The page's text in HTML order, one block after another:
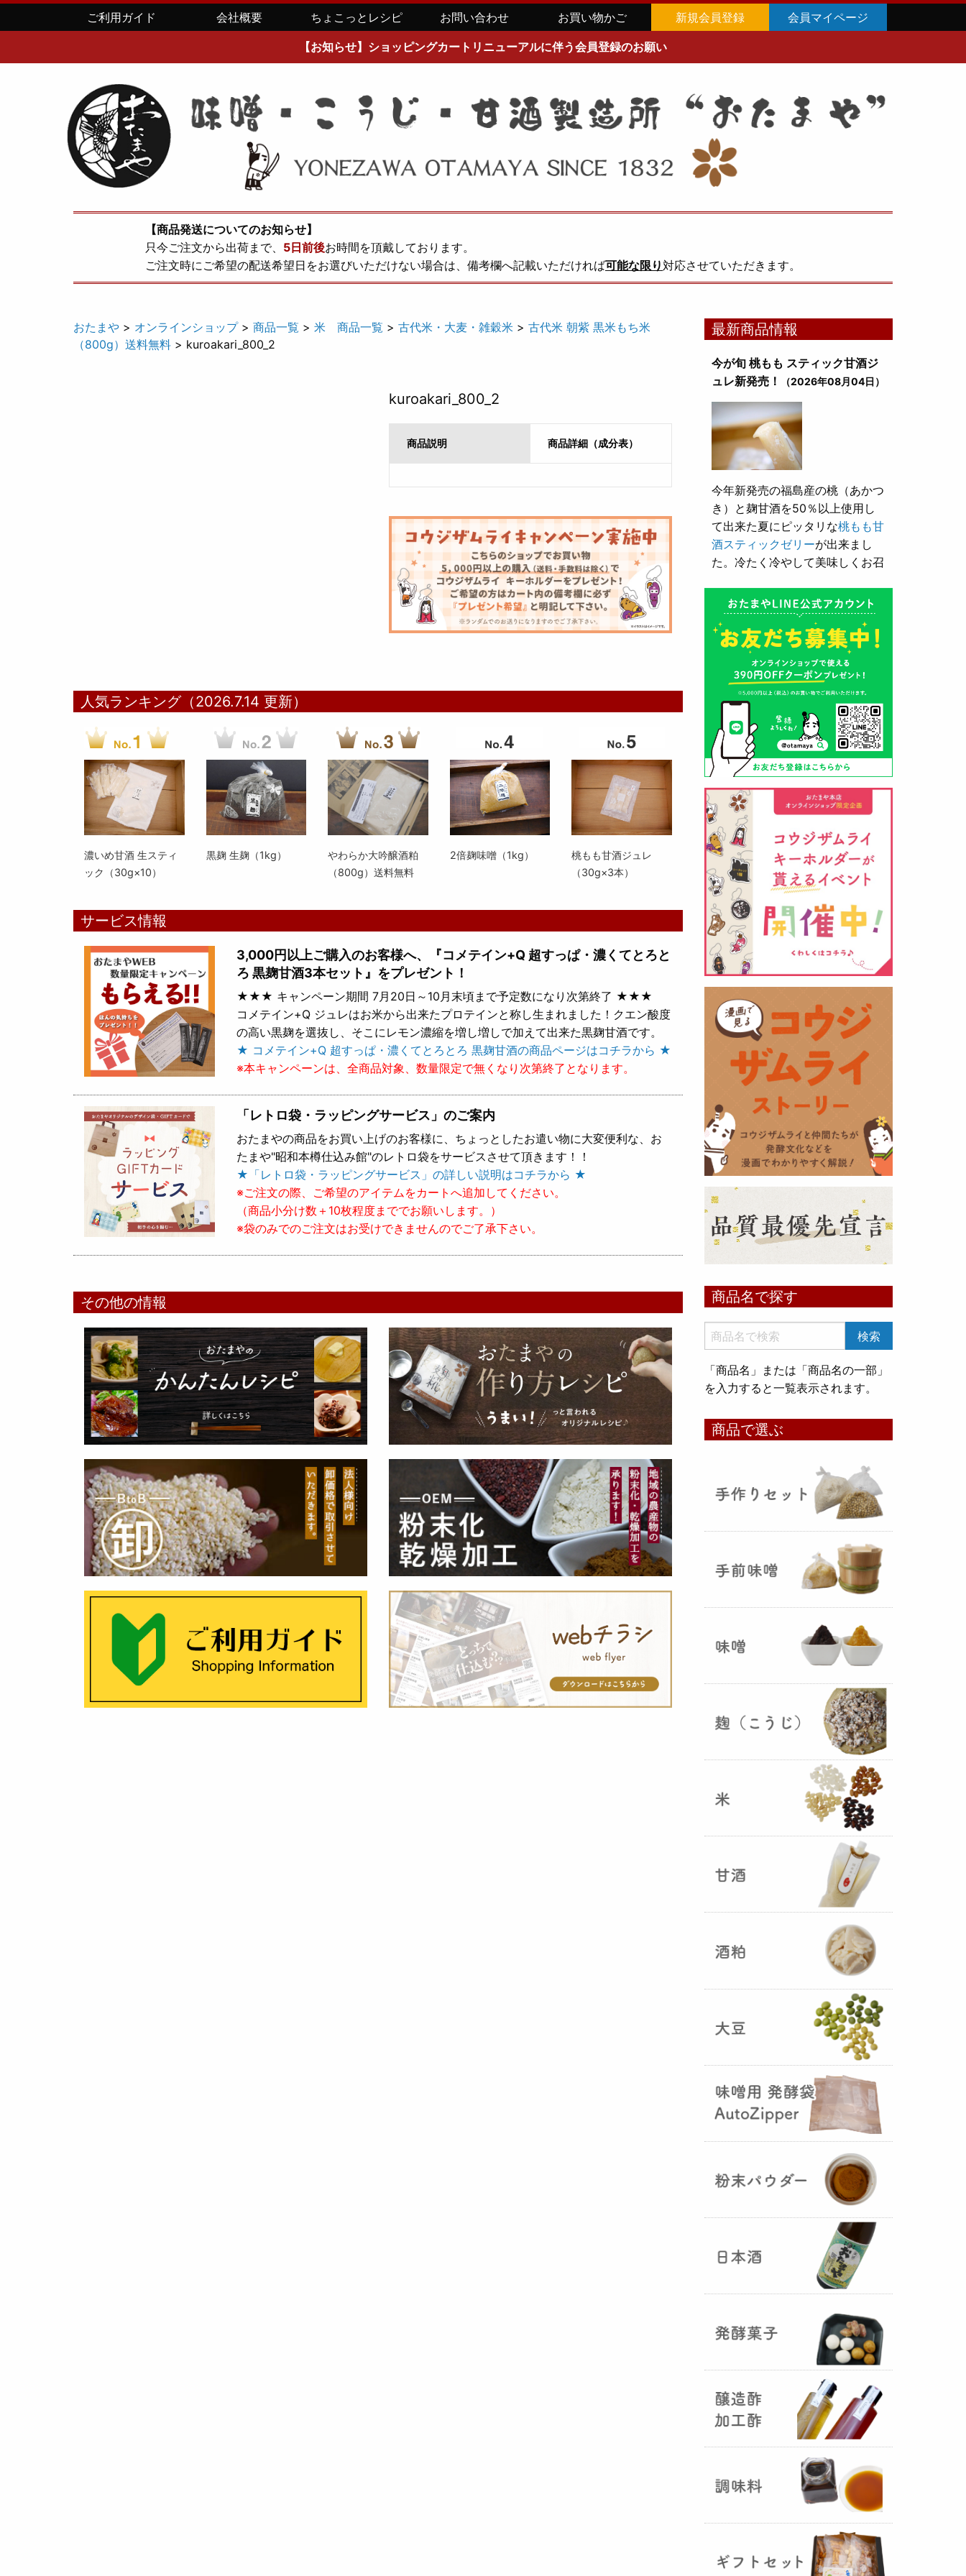
ご利用ガイド 会社概要 ちょこっとレシピ お問い合わせ お買い物かご 新規会員登録 会員マイページ
【お知らせ】ショッピングカートリニューアルに伴う会員登録のお願い
【商品発送についてのお知らせ】
只今ご注文から出荷まで、 5日前後お時間を頂戴しております。
ご注文時にご希望の配送希望日をお選びいただけない場合は、備考欄へ記載いただければ可能な限り対応させていただきます。
おたまや > オンラインショップ> 商品一覧 > 米 商品一覧 > 古代米・大麦・雑穀米 > 古代米 朝紫 黒米もち米
（800g）送料無料 > kuroakari_800_2
kuroakari_800_2
商品説明 商品詳細（成分表）
人気ランキング（2026.7.14 更新）
濃いめ甘酒 生スティ
ック（30g×10）
黒麹 生麹（1kg）
やわらか大吟醸酒粕
（800g）送料無料
2倍麹味噌（1kg）
桃もも甘酒ジュレ
（30g×3本）
サービス情報
3,000円以上ご購入のお客様へ、『コメテイン+Q 超すっぱ・濃くてとろと
ろ 黒麹甘酒3本セット』をプレゼント！
★★★ キャンペーン期間 7月20日～10月末頃まで予定数になり次第終了 ★★★
コメテイン+Q ジュレはお米から出来たプロテインと称し生まれました！クエン酸度
の高い黒麹を選抜し、そこにレモン濃縮を増し増しで加えて出来た黒麹甘酒です。
★ コメテイン+Q 超すっぱ・濃くてとろとろ 黒麹甘酒の商品ページはコチラから ★
※本キャンペーンは、全商品対象、数量限定で無くなり次第終了となります。
「レトロ袋・ラッピングサービス」のご案内
おたまやの商品をお買い上げのお客様に、ちょっとしたお遣い物に大変便利な、お
たまや"昭和本樽仕込み館"のレトロ袋をサービスさせて頂きます！！
★「レトロ袋・ラッピングサービス」の詳しい説明はコチラから ★
※ご注文の際、ご希望のアイテムをカートへ追加してください。
（商品小分け数＋10枚程度まででお願いします。）
※袋のみでのご注文はお受けできませんのでご了承下さい。
その他の情報
最新商品情報
今が旬 桃もも スティック甘酒ジ
ュレ新発売！
（2026年08月04日）
今年新発売の福島産の桃（あかつ
き）と麹甘酒を50％以上使用し
て出来た夏にピッタリな桃もも甘
酒スティックゼリーが出来まし
た。冷たく冷やして美味しくお召
とろり漬け込み用酒粕が新発売！
（2026年05月10日）
山形酒蔵の今期新粕を低温でじっ
くりと熟成させて、とろり漬け込
まみをしっかりと引き出して出来
ました。野菜、お魚、お肉等の漬
け込みにどうぞ・・・
クロ黒麹甘酒 スティック新発売
（2026年03月08日）
黒麹の天然クエン酸で運動の為に
最大の機能を発揮出来るよう開発
しました。少しゆるく仕上がりま
したので初回ロット8,000本程度
を訳あり価格で提供します。品質
や栄養価には問題ありませんので
お早めにどうぞ・・・
甘酒 生スティック新発売！
（2025年11月11日）
いめ甘酒 30g』と『オートミー
プをリリース致しました。何処へ
でも持ち運びが出来て、非常に便
利です！
た！（2025年08月12日）
お米5kg貯蔵用アルミ袋が完
成しました！完全オリジナルで特
別な仕様でお米の美味しさをその
ままキープ！酸化防止と長期保存
を可能にしました！
山形さくらんぼ甘酒ゼリー発売
山形のさくらんぼをペーストにし
て、当店の生甘酒と合わせフレッ
シュな酸味の効いたさくらんぼ甘
が出来まし
た。
おたまやジャン 辛味噌発売！
5つの素材だけで出来た辛味
おたまやジャ
』が登場しました！そのままで
も、薬味や調味料を足しても利用
できます。
（2025年02月
国産（熊本産）の大麦に白麹菌を
つけて丁寧に培養して『大麦白
』が完成しました！大麦麹から
の旨みと、白麹から生成される天
然のクエン酸（酸味）が良き製品
を創出してくれることです。塩麹
作りや米麹や大麦麹とブレンドし
ての味噌作りなど、次の食のステ
ージに・・・
R6年 クロ黒麹が出来ました
♪（2025年01月15日）
商品名で探す
「商品名」または「商品名の一部」
を入力すると一覧表示されます。
商品で選ぶ